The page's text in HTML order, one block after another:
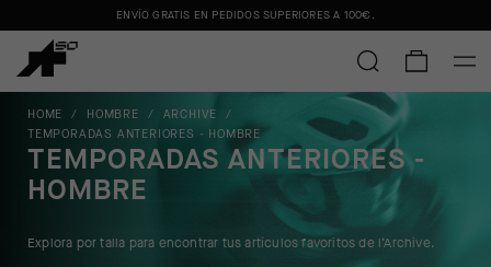
ENVÍO GRATIS EN PEDIDOS SUPERIORES A 100€ .
HOME / HOMBRE / ARCHIVE
/
TEMPORADAS ANTERIORES - HOMBRE
TEMPORADAS ANTERIORES -
HOMBRE
Explora por talla para encontrar tus artículos favoritos de l’Archive.